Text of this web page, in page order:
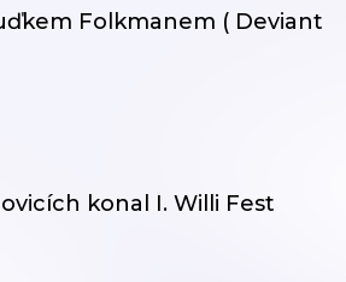
Folkmanem ( Deviant
konal I. Willi Fest